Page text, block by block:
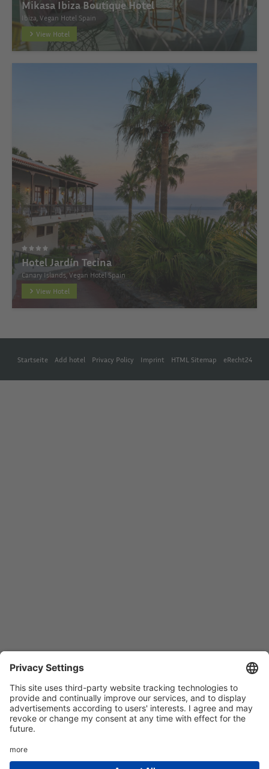
Mikasa Ibiza Boutique Hotel
Ibiza, Vegan Hotel Spain
View Hotel
Hotel Jardín Tecina
Canary Islands, Vegan Hotel Spain
View Hotel
Startseite Add hotel Privacy Policy Imprint HTML Sitemap eRecht24